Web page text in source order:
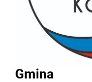
Gmina